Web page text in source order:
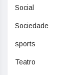
Social
Sociedade
sports
Teatro